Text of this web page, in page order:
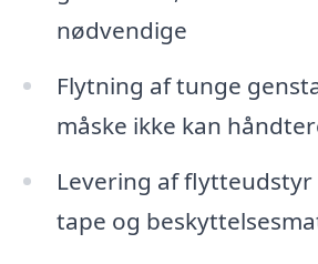
nødvendige
Flytning af tunge
måske ikke kan
Levering af flytteudstyr
tape og